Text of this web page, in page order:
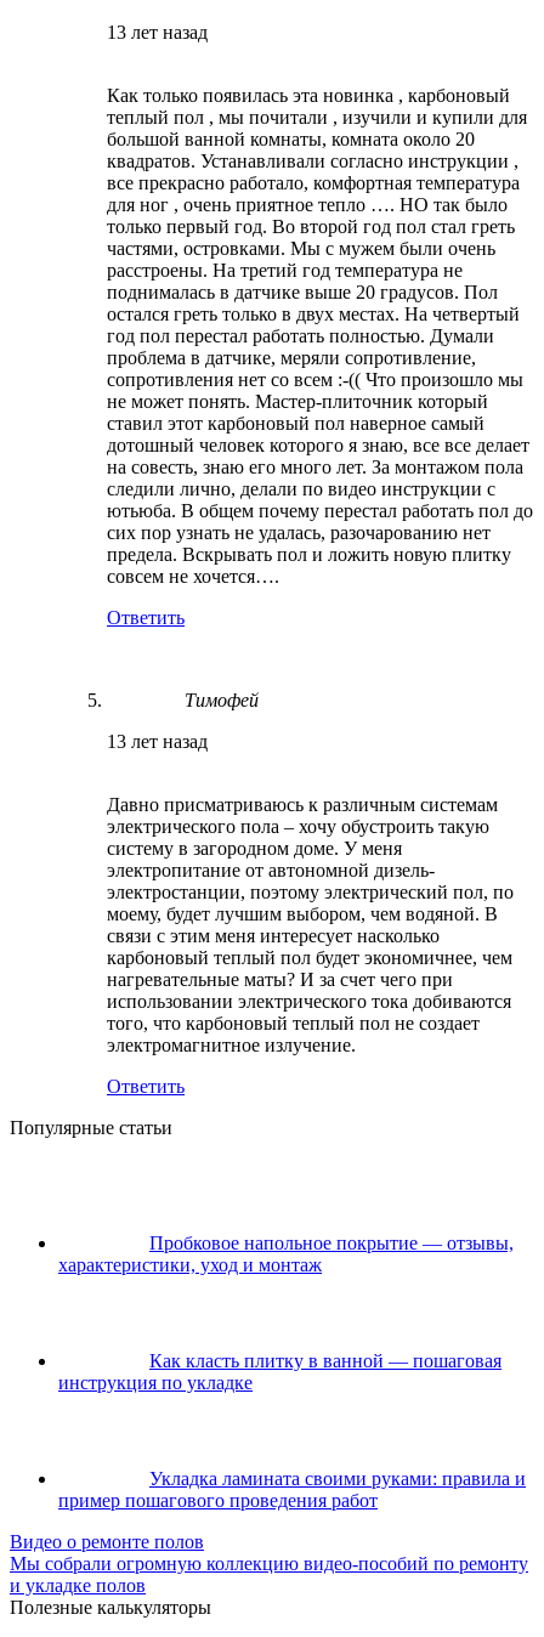
13 лет назад
Как только появилась эта новинка , карбоновый
теплый пол , мы почитали , изучили и купили для
большой ванной комнаты, комната около 20
квадратов. Устанавливали согласно инструкции ,
все прекрасно работало, комфортная температура
для ног , очень приятное тепло …. НО так было
только первый год. Во второй год пол стал греть
частями, островками. Мы с мужем были очень
расстроены. На третий год температура не
поднималась в датчике выше 20 градусов. Пол
остался греть только в двух местах. На четвертый
год пол перестал работать полностью. Думали
проблема в датчике, меряли сопротивление,
сопротивления нет со всем :-(( Что произошло мы
не может понять. Мастер-плиточник который
ставил этот карбоновый пол наверное самый
дотошный человек которого я знаю, все все делает
на совесть, знаю его много лет. За монтажом пола
следили лично, делали по видео инструкции с
ютьюба. В общем почему перестал работать пол до
сих пор узнать не удалась, разочарованию нет
предела. Вскрывать пол и ложить новую плитку
совсем не хочется….
Ответить
Тимофей
13 лет назад
Давно присматриваюсь к различным системам
электрического пола – хочу обустроить такую
систему в загородном доме. У меня
электропитание от автономной дизель-
электростанции, поэтому электрический пол, по
моему, будет лучшим выбором, чем водяной. В
связи с этим меня интересует насколько
карбоновый теплый пол будет экономичнее, чем
нагревательные маты? И за счет чего при
использовании электрического тока добиваются
того, что карбоновый теплый пол не создает
электромагнитное излучение.
Ответить
Популярные статьи
Пробковое напольное покрытие — отзывы,
характеристики, уход и монтаж
Как класть плитку в ванной — пошаговая
инструкция по укладке
Укладка ламината своими руками: правила и
пример пошагового проведения работ
Видео о ремонте полов
Мы собрали огромную коллекцию видео-пособий по ремонту
и укладке полов
Полезные калькуляторы